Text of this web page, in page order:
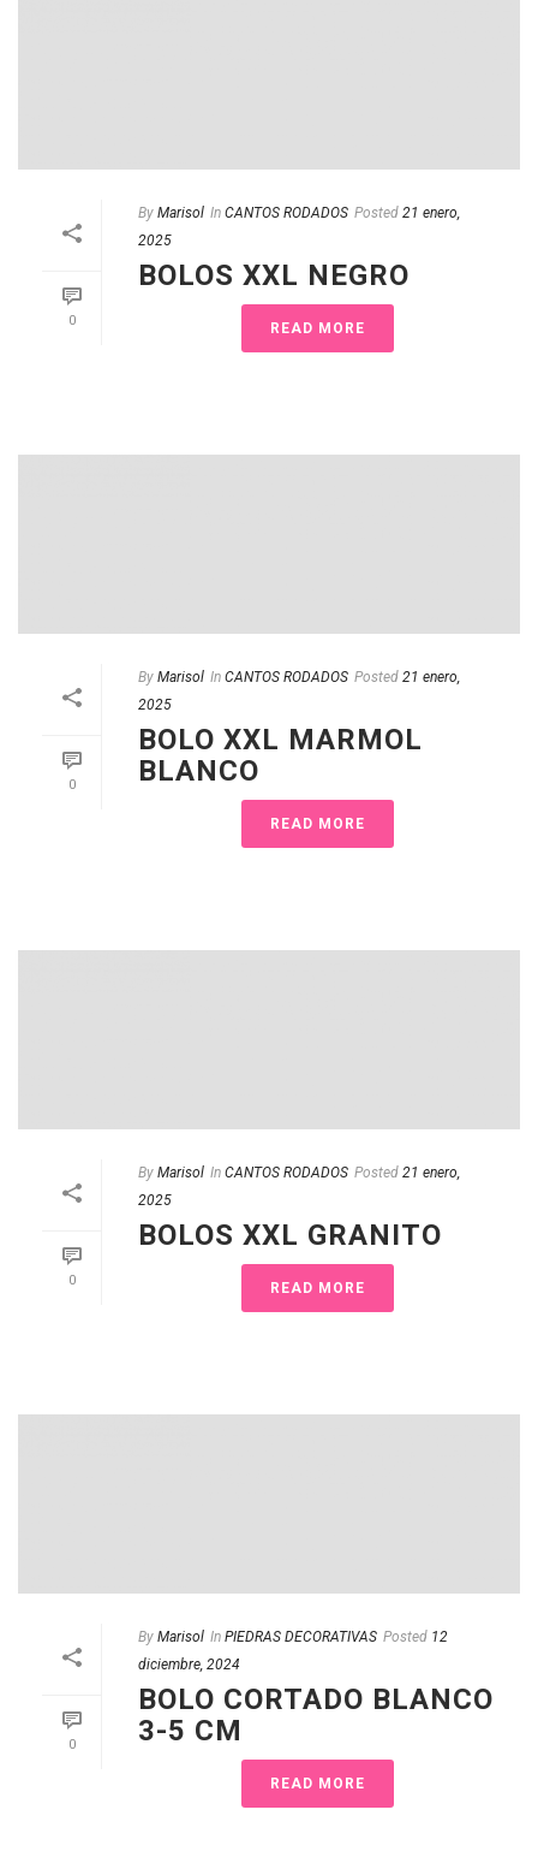
0
By Marisol In CANTOS RODADOS Posted 21 enero,
2025
BOLOS XXL NEGRO
READ MORE
0
By Marisol In CANTOS RODADOS Posted 21 enero,
2025
BOLO XXL MARMOL
BLANCO
READ MORE
0
By Marisol In CANTOS RODADOS Posted 21 enero,
2025
BOLOS XXL GRANITO
READ MORE
0
By Marisol In PIEDRAS DECORATIVAS Posted 12
diciembre, 2024
BOLO CORTADO BLANCO
3-5 CM
READ MORE